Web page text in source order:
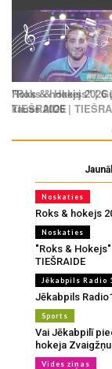
Noskaties
Roks & hokejs
Noskaties
"Roks &
TIEŠRAIDE
Jēkabpils Radio
Jēkabpils
Sports
Vai Jēkabpilī
hokeja
Vides ziņas